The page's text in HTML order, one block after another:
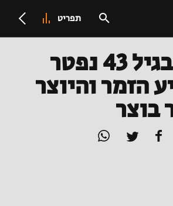
תפריט
עצוב: בגיל 43 נפטר
הזמר והיוצר
בוצר